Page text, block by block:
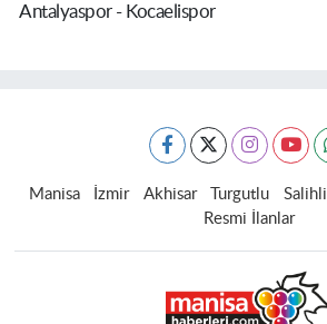
Antalyaspor - Kocaelispor
Manisa İzmir Akhisar Turgutlu Salihli
Resmi İlanlar